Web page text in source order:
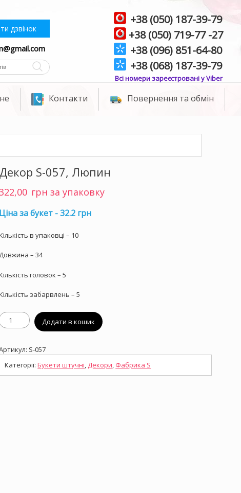
дзвінок
+38 (050) 187-39-79
+38 (050) 719-77 -27
+38 (096) 851-64-80
+38 (068) 187-39-79
Всі номери зареєстровані у Viber
Контакти Повернення та обмін
Декор S-057, Люпин
грн за упаковку
Ціна за букет - 32.2 грн
в упаковці – 10
– 34
головок – 5
забарвлень – 5
Люпин
Додати в кошик
S-057
Категорії:Букети штучні,Декори, Фабрика S